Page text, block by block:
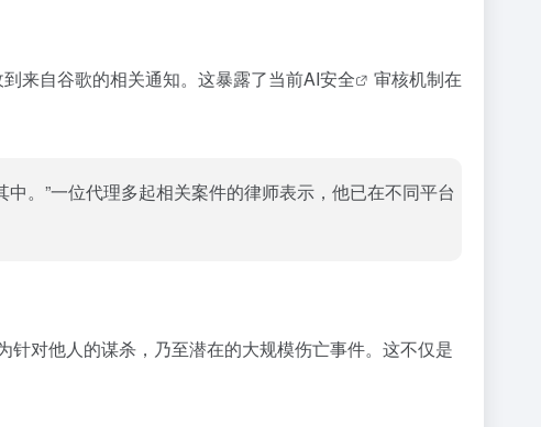
来自谷歌的相关通知。这暴露了当前AI安全
审核机制在
。”一位代理多起相关案件的律师表示，他已在不同平台
针对他人的谋杀，乃至潜在的大规模伤亡事件。这不仅是